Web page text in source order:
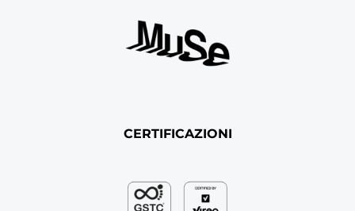
CERTIFICAZIONI